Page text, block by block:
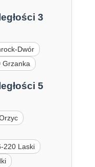
3
Dwór
Grzanka
5
220 Laski